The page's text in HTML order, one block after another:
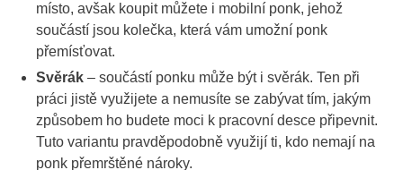
místo, avšak koupit můžete i mobilní ponk, jehož
součástí jsou kolečka, která vám umožní ponk
přemísťovat.
Svěrák – součástí ponku může být i svěrák. Ten při
práci jistě využijete a nemusíte se zabývat tím, jakým
způsobem ho budete moci k pracovní desce připevnit.
Tuto variantu pravděpodobně využijí ti, kdo nemají na
ponk přemrštěné nároky.